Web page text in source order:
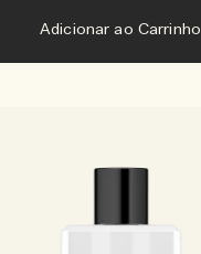
Adicionar ao Carrinho